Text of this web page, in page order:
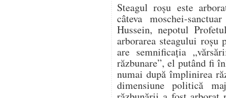
Steagul roșu este
câteva moschei-
Hussein, nepotul
arborarea steagului roșu
are semnificația
răzbunare”, el putând fi
numai după împlinirea
dimensiune politică